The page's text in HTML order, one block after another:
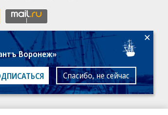
материалы с пометкой
на коммерческой основе.
технологии.
Подробнее
Воронеж»
Спасибо, не сейчас